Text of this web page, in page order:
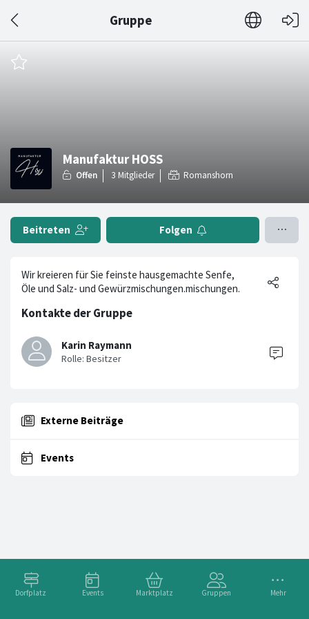
Gruppe
Dorfplatz Events Marktplatz Gruppen Mehr
Manufaktur HOSS
Romanshorn
Beitreten Folgen
Wir kreieren für Sie feinste hausgemachte Senfe,
Öle und Salz- und Gewürzmischungen.mischungen.
Kontakte der Gruppe
Karin Raymann
Externe Beiträge
Events